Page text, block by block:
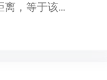
离，等于该…